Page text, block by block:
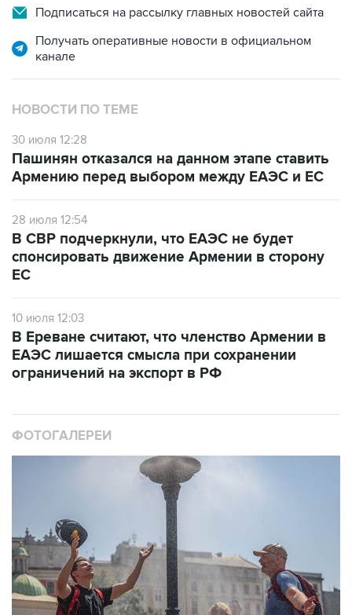
Подписаться на рассылку главных новостей сайта
Получать оперативные новости в официальном
канале
НОВОСТИ ПО ТЕМЕ
30 июля 12:28
Пашинян отказался на данном этапе ставить
Армению перед выбором между ЕАЭС и ЕС
28 июля 12:54
В СВР подчеркнули, что ЕАЭС не будет
спонсировать движение Армении в сторону
ЕС
10 июля 12:03
В Ереване считают, что членство Армении в
ЕАЭС лишается смысла при сохранении
ограничений на экспорт в РФ
ФОТОГАЛЕРЕИ